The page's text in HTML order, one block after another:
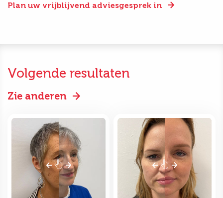
Plan uw vrijblijvend adviesgesprek in
Volgende resultaten
Zie anderen